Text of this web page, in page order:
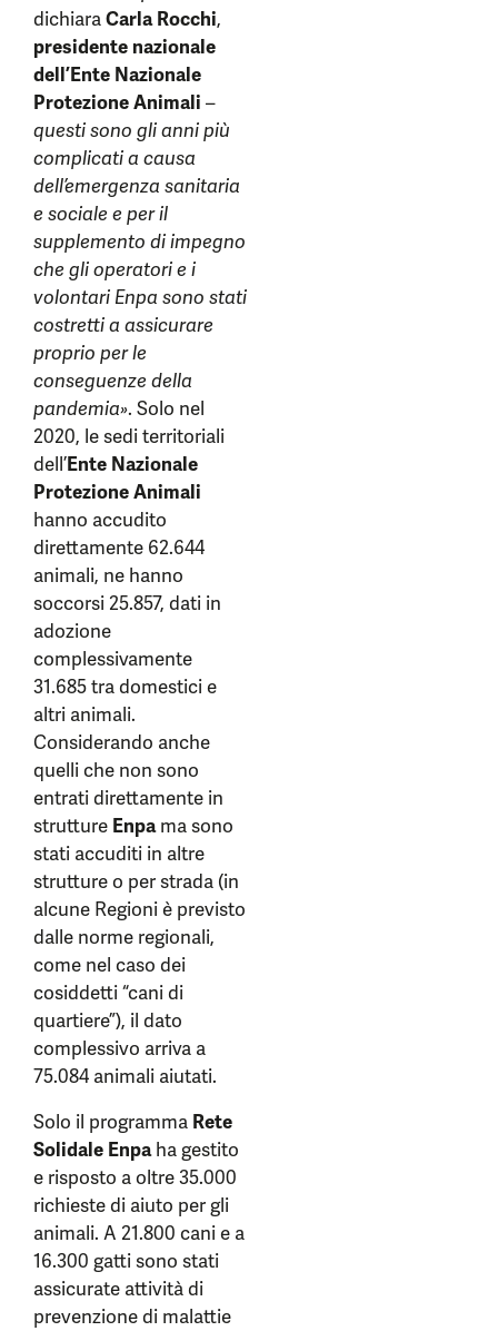
dichiaraCarla Rocchi,
presidente nazionale
dell’Ente Nazionale
ProtezioneAnimali –
questi sono gli anni più
complicati a causa
dell’emergenza sanitaria
e sociale e per il
supplemento di impegno
che gli operatori e i
volontari Enpa sono stati
costretti a assicurare
proprio per le
conseguenze della
pandemia». Solo nel
2020, le sedi territoriali
dell’Ente Nazionale
Protezione Animali
hanno accudito
direttamente 62.644
animali, ne hanno
soccorsi 25.857, dati in
adozione
complessivamente
31.685 tra domestici e
altri animali.
Considerando anche
quelli che non sono
entrati direttamente in
strutture Enpama sono
stati accuditi in altre
strutture o per strada (in
alcune Regioni è previsto
dalle norme regionali,
come nel caso dei
cosiddetti “cani di
quartiere”), il dato
complessivo arriva a
75.084 animali aiutati.
Solo il programma Rete
Solidale Enpaha gestito
e risposto a oltre 35.000
richieste di aiuto per gli
animali. A 21.800 cani e a
16.300 gatti sono stati
assicurate attività di
prevenzione di malattie